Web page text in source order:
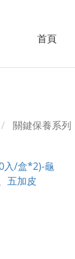
首頁
關鍵保養系列